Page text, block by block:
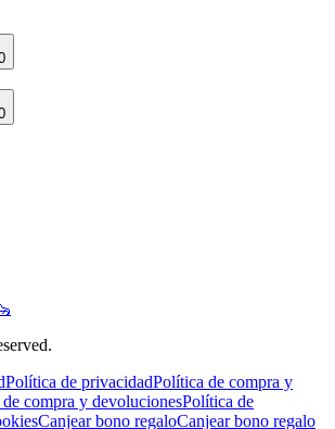
Política de privacidadPolítica de compra y
compra y devolucionesPolítica de
Canjear bono regaloCanjear bono regalo